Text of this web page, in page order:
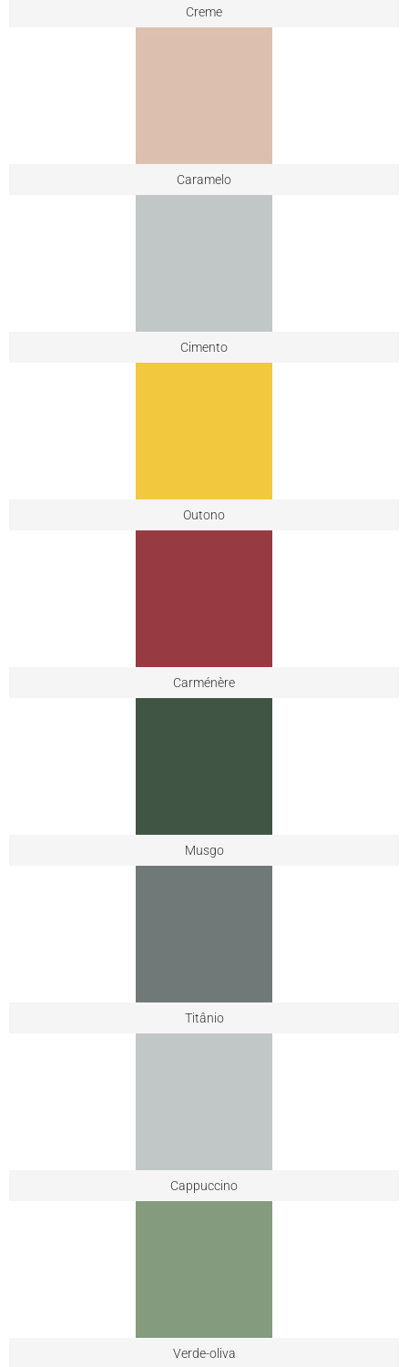
Creme
Caramelo
Cimento
Outono
Carménère
Musgo
Titânio
Cappuccino
Verde-oliva